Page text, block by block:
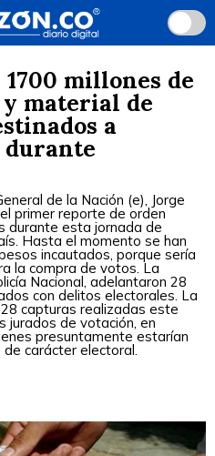
millones de
y material de
a
durante
de la Nación (e), Jorge
primer reporte de orden
durante esta jornada de
Hasta el momento se han
incautados, porque sería
la compra de votos. La
Nacional, adelantaron 28
con delitos electorales. La
capturas realizadas este
jurados de votación, en
presuntamente estarían
carácter electoral.